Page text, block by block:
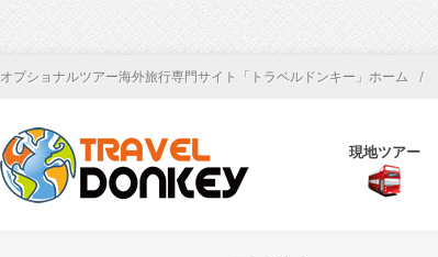
オプショナルツアー海外旅行専門サイト「トラベルドンキー」ホーム /
現地ツアー